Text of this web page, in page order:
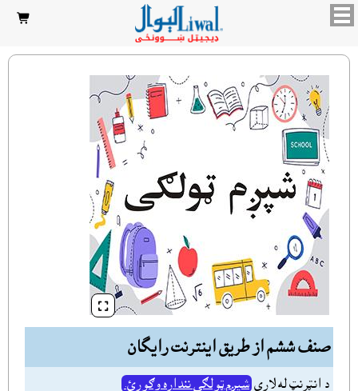


صنف ششم از طريق اينترنت رایگان
د انټرنټ له لارې شپږم ټولګې ننداره وګورئ.